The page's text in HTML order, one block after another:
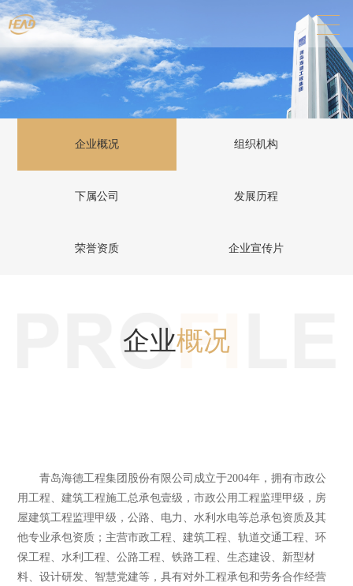
企业概况 组织机构
下属公司 发展历程
荣誉资质 企业宣传片
企业概况
青岛海德工程集团股份有限公司成立于2004年，拥有市政公
用工程、建筑工程施工总承包壹级，市政公用工程监理甲级，房
屋建筑工程监理甲级，公路、电力、水利水电等总承包资质及其
他专业承包资质；主营市政工程、建筑工程、轨道交通工程、环
保工程、水利工程、公路工程、铁路工程、生态建设、新型材
料、设计研发、智慧党建等，具有对外工程承包和劳务合作经营